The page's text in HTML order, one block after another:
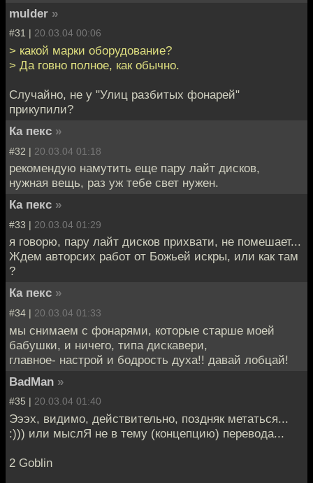
mulder »
#31 | 20.03.04 00:06
> какой марки оборудование?
> Да говно полное, как обычно.
Случайно, не у "Улиц разбитых фонарей"
прикупили?
Ка пекс »
#32 | 20.03.04 01:18
рекомендую намутить еще пару лайт дисков,
нужная вещь, раз уж тебе свет нужен.
Ка пекс »
#33 | 20.03.04 01:29
я говорю, пару лайт дисков прихвати, не помешает...
Ждем авторсих работ от Божьей искры, или как там
?
Ка пекс »
#34 | 20.03.04 01:33
мы снимаем с фонарями, которые старше моей
бабушки, и ничего, типа дискавери,
главное- настрой и бодрость духа!! давай лобцай!
BadMan »
#35 | 20.03.04 01:40
Эээх, видимо, действительно, поздняк метаться...
:))) или мыслЯ не в тему (концепцию) перевода...
2 Goblin